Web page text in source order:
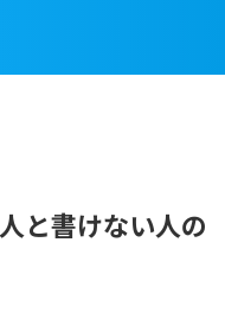
と書けない人の